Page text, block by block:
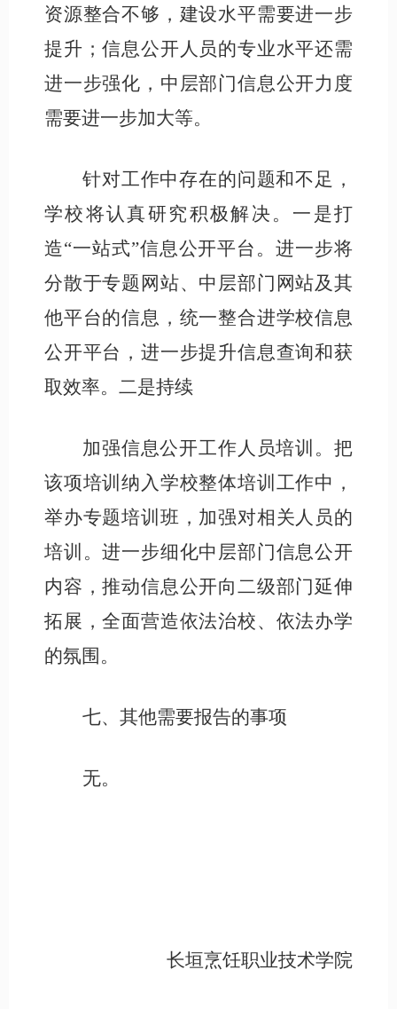
资源整合不够，建设水平需要进一步
提升；信息公开人员的专业水平还需
进一步强化，中层部门信息公开力度
需要进一步加大等。
针对工作中存在的问题和不足，
学校将认真研究积极解决。一是打
造“一站式”信息公开平台。进一步将
分散于专题网站、中层部门网站及其
他平台的信息，统一整合进学校信息
公开平台，进一步提升信息查询和获
取效率。二是持续
加强信息公开工作人员培训。把
该项培训纳入学校整体培训工作中，
举办专题培训班，加强对相关人员的
培训。进一步细化中层部门信息公开
内容，推动信息公开向二级部门延伸
拓展，全面营造依法治校、依法办学
的氛围。
七、 其他需要报告的事项
无。
长垣烹饪职业技术学院